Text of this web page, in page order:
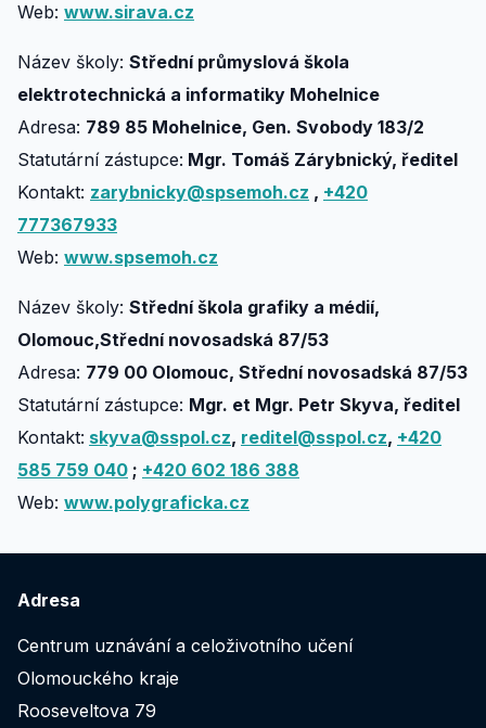
Web: www.sirava.cz
Název školy: Střední průmyslová škola
elektrotechnická a informatiky Mohelnice
Adresa: 789 85 Mohelnice, Gen. Svobody 183/2
Statutární zástupce: Mgr. Tomáš Zárybnický, ředitel
Kontakt: zarybnicky@spsemoh.cz , +420
777367933
Web: www.spsemoh.cz
Název školy: Střední škola grafiky a médií,
Olomouc,Střední novosadská 87/53
Adresa: 779 00 Olomouc, Střední novosadská 87/53
Statutární zástupce: Mgr. et Mgr. Petr Skyva, ředitel
Kontakt: skyva@sspol.cz, reditel@sspol.cz, +420
585 759 040 ; +420 602 186 388
Web: www.polygraficka.cz
Adresa
Centrum uznávání a celoživotního učení
Olomouckého kraje
Rooseveltova 79